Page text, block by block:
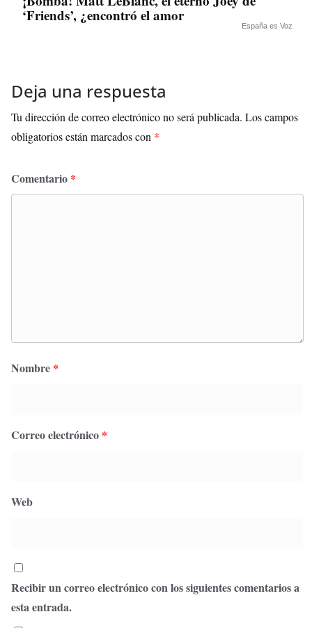
‘Friends’, ¿encontró el amor
España es Voz
Deja una respuesta
Tu dirección de correo electrónico no será publicada. Los campos
obligatorios están marcados con *
Comentario *
Nombre *
Correo electrónico *
Web
Recibir un correo electrónico con los siguientes comentarios a
esta entrada.